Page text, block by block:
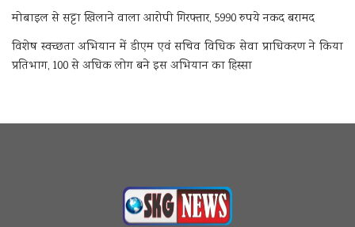
मोबाइल से सट्टा खिलाने वाला आरोपी गिरफ्तार, 5990 रुपये नकद बरामद
विशेष स्वच्छता अभियान में डीएम एवं सचिव विधिक सेवा प्राधिकरण ने किया
प्रतिभाग, 100 से अधिक लोग बने इस अभियान का हिस्सा